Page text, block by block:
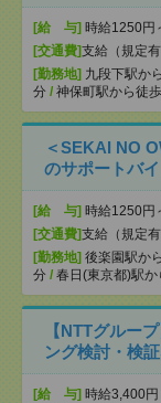
[給 与] 時給1250円
[交通費]支給（規定有
[勤務地] 九段下駅か
分 / 神保町駅から徒
＜SEKAI NO
のサポートバ
[給 与] 時給1250円
[交通費]支給（規定有
[勤務地] 後楽園駅か
分 / 春日(東京都)駅
【NTTグルー
ング検討・検
[給 与] 時給3,400